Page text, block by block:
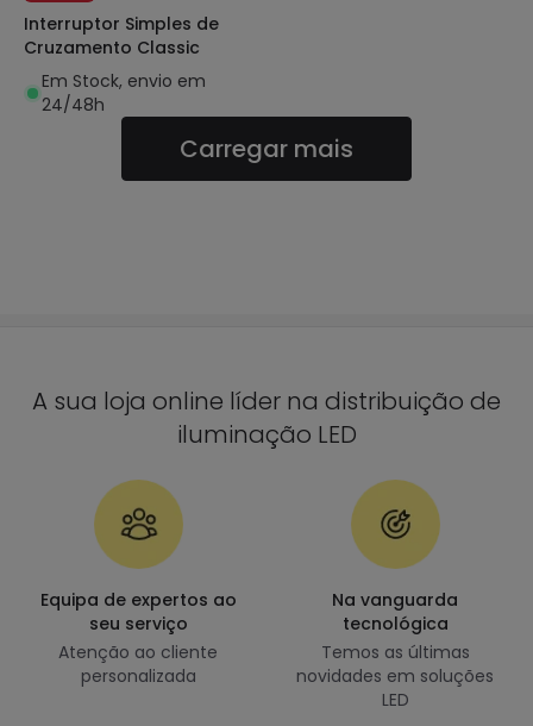
Interruptor Simples de
Cruzamento Classic
Em Stock, envio em
24/48h
Carregar mais
A sua loja online líder na distribuição de
iluminação LED
Equipa de expertos ao
seu serviço
Atenção ao cliente
personalizada
Na vanguarda
tecnológica
Temos as últimas
novidades em soluções
LED